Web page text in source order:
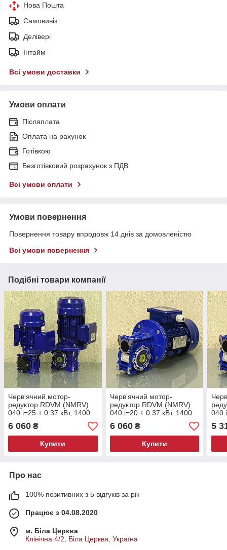
Нова Пошта
Самовивіз
Делівері
Інтайм
Всі умови доставки
Умови оплати
Післяплата
Оплата на рахунок
Готівкою
Безготівковий розрахунок з ПДВ
Всі умови оплати
Умови повернення
Повернення товару впродовж 14 днів за домовленістю
Всі умови повернення
Подібні товари компанії
Черв'ячний мотор-
редуктор RDVM (NMRV)
040 і=25 + 0.37 кВт, 1400
об/хв 3 фази (56 об/хв з
редуктора)
6 060 ₴
Купити
Черв'ячний мотор-
редуктор RDVM (NMRV)
040 і=20 + 0.37 кВт, 1400
об/хв 3 фази (70 об/хв з
редуктора)
6 060₴
Купити
040
об/
5
Про нас
100% позитивних з 5 відгуків за рік
Працює з 04.08.2020
м. Біла Церква
Клінічна 4/2, Біла Церква, Україна